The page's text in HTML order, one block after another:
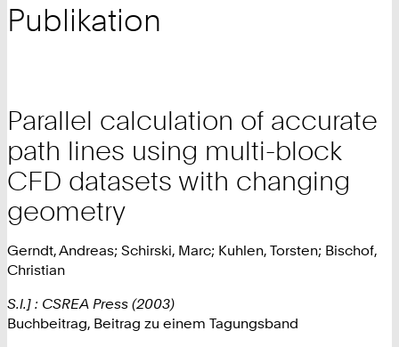
Publikation
Parallel calculation of accurate
path lines using multi-block
CFD datasets with changing
geometry
Gerndt, Andreas; Schirski, Marc; Kuhlen, Torsten; Bischof,
Christian
S.l.] : CSREA Press (2003)
Buchbeitrag, Beitrag zu einem Tagungsband